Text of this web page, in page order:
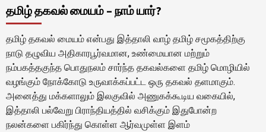
தமிழ் தகவல் மையம் – நாம் யார்?
தமிழ் தகவல் மையம் என்பது இத்தாலி வாழ் தமிழ் சமூகத்திற்கு
நாடு தழுவிய அதிகாரபூர்வமான, உண்மையான மற்றும்
நம்பகத்தகுந்த பொதுநலம் சார்ந்த தகவல்களை தமிழ் மொழியில்
வழங்கும் நோக்கோடு உருவாக்கப்பட்ட ஒரு தகவல் தளமாகும்.
அனைத்து மக்களாலும் இலகுவில் அணுகக்கூடிய வகையில்,
இத்தாலி பல்வேறு பிராந்தியத்தில் வசிக்கும் இதுபோன்ற
நலன்களை பகிர்ந்து கொள்ள ஆர்வமுள்ள இளம்